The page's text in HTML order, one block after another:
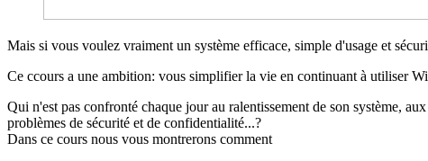
Mais si vous voulez vraiment un système efficace, simple d'usage et
Ce ccours a une ambition: vous simplifier la vie en continuant à utiliser
Qui n'est pas confronté chaque jour au ralentissement de son système,
problèmes de sécurité et de confidentialité...?
Dans ce cours nous vous montrerons comment